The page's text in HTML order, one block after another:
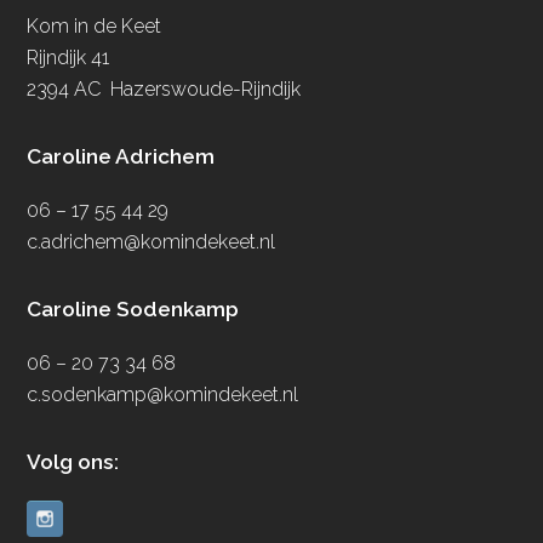
Kom in de Keet
Rijndijk 41
2394 AC Hazerswoude-Rijndijk
Caroline Adrichem
06 – 17 55 44 29
c.adrichem@komindekeet.nl
Caroline Sodenkamp
06 – 20 73 34 68
c.sodenkamp@komindekeet.nl
Volg ons: